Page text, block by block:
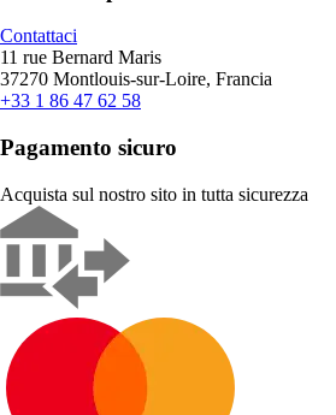
Contattaci
11 rue Bernard Maris
37270 Montlouis-sur-Loire, Francia
+33 1 86 47 62 58
Pagamento sicuro
Acquista sul nostro sito in tutta sicurezza